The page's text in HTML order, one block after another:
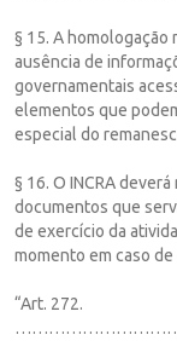
§ 15. A homologação
ausência de
governamentais
elementos que
especial do
§ 16. O INCRA
documentos que
de exercício da
momento em caso de
“Art. 272.